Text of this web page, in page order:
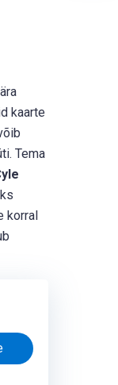
kaarte
Tema
korral